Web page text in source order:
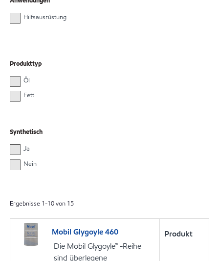
Hilfsausrüstung
Produkttyp
Öl
Fett
Synthetisch
Ja
Nein
Ergebnisse 1-10von 15
Mobil Glygoyle 460
Die Mobil Glygoyle™ -Reihe
sind überlegene
Produkt